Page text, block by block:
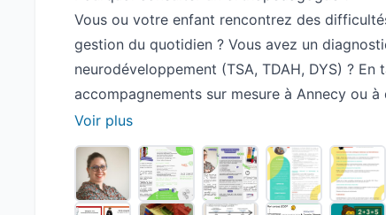
Vous ou votre enfant rencontrez des
gestion du quotidien ? Vous avez un
neurodéveloppement (TSA, TDAH, DYS) ?
accompagnements sur mesure à Annecy ou
confiance.
Mon approche : une orthopédagogie
Mon travail s’appuie sur les
connaissance approfondie des troubles du
Voir plus